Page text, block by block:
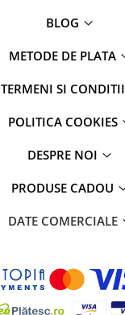
BLOG
METODE DE PLATA
TERMENI SI CONDITII
POLITICA COOKIES
DESPRE NOI
PRODUSE CADOU
DATE COMERCIALE